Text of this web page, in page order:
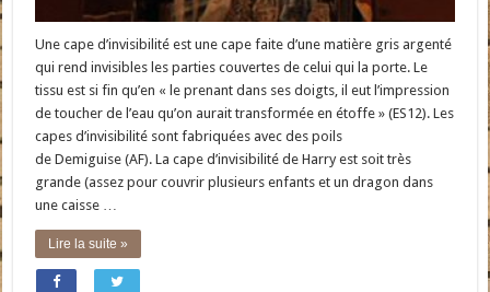
Une cape d’invisibilité est une cape faite d’une matière gris argenté
qui rend invisibles les parties couvertes de celui qui la porte. Le
tissu est si fin qu’en « le prenant dans ses doigts, il eut l’impression
de toucher de l’eau qu’on aurait transformée en étoffe » (ES12). Les
capes d’invisibilité sont fabriquées avec des poils
de Demiguise (AF). La cape d’invisibilité de Harry est soit très
grande (assez pour couvrir plusieurs enfants et un dragon dans
une caisse …
Lire la suite »